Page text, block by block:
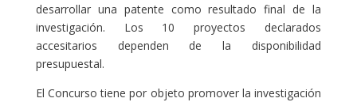
desarrollar una patente como resultado final de la
investigación. Los 10 proyectos declarados
accesitarios dependen de la disponibilidad
presupuestal.
El Concurso tiene por objeto promover la investigación